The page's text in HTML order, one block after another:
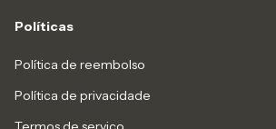
Políticas
Política de reembolso
Política de privacidade